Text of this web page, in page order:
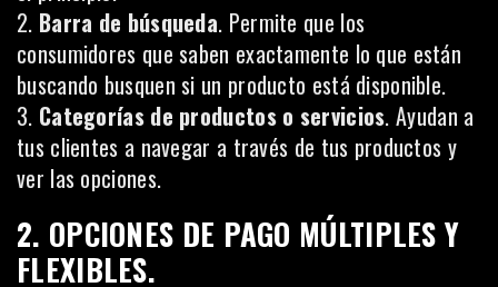
2. Barra de búsqueda. Permite que los
consumidores que saben exactamente lo que están
buscando busquen si un producto está disponible.
3. Categorías de productos o servicios. Ayudan a
tus clientes a navegar a través de tus productos y
ver las opciones.
2. OPCIONES DE PAGO MÚLTIPLES Y
FLEXIBLES.